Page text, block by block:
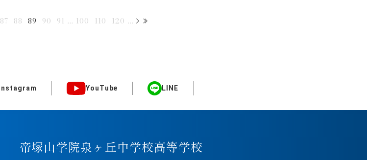
87 88 89 90 91 ... 100 110 120 ...
Instagram YouTube LINE
帝塚山学院泉ヶ丘中学校高等学校